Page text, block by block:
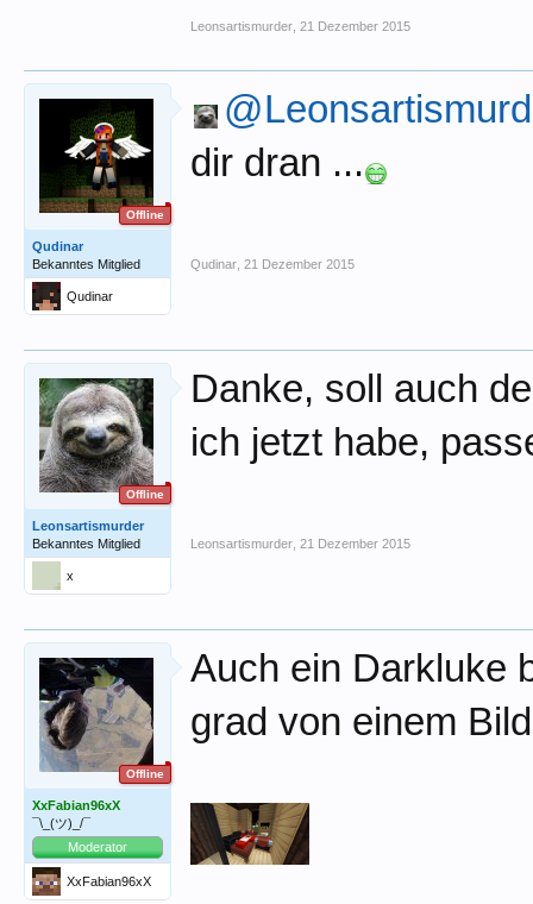
Leonsartismurder 21 Dezember 2015
Offline
Qudinar
Bekanntes Mitglied
Qudinar
dir dran ...
Qudinar 21 Dezember 2015
Offline
Leonsartismurder
Bekanntes Mitglied
x
Danke, soll auch
ich jetzt habe,
Leonsartismurder 21 Dezember 2015
Offline
XxFabian96xX
¯\_(ツ)_/¯
Moderator
XxFabian96xX
Auch ein Darkluke
grad von einem